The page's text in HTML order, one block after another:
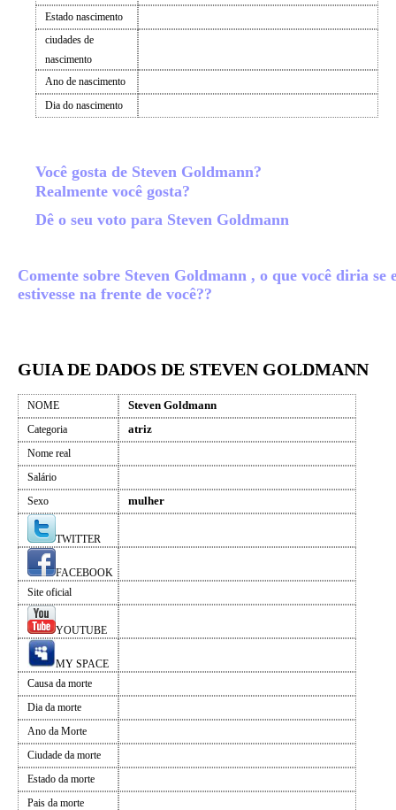
Estado nascimento
ciudades de
nascimento
Ano de nascimento
Dia do nascimento
Você gosta de Steven Goldmann?
Realmente você gosta?
Dê o seu voto para Steven Goldmann
Comente sobre Steven Goldmann , o que você diria se
estivesse na frente de você??
GUIA DE DADOS DE STEVEN GOLDMANN
NOME Steven Goldmann
Categoria atriz
Nome real
Salário
Sexo
mulher
TWITTER
FACEBOOK
Site oficial
YOUTUBE
MY SPACE
Causa da morte
Dia da morte
Ano da Morte
Ciudade da morte
Estado da morte
Pais da morte